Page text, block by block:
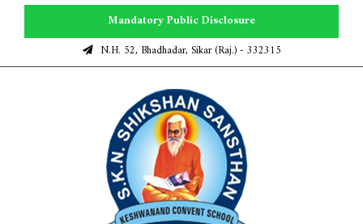
Mandatory Public Disclosure
N.H. 52, Bhadhadar, Sikar (Raj.) - 332315